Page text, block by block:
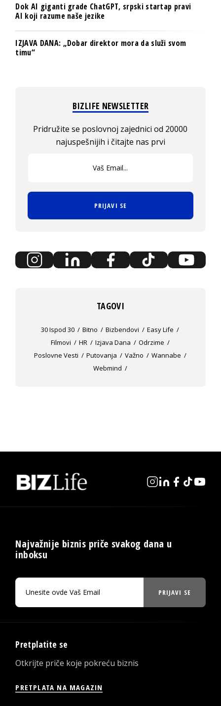
Dok AI giganti grade ChatGPT, srpski startap pravi
AI koji razume naše jezike
IZJAVA DANA: „Dobar direktor mora da služi svom
timu“
BIZLIFE NEWSLETTER
Pridružite se poslovnoj zajednici od 20000
najuspešnijih i čitajte nas prvi
PRIJAVI SE
TAGOVI
30 Ispod 30 Bitno Bizbendovi
Easy Life
Filmovi
HR Izjava Dana
Odrzime
Poslovne Vesti
Putovanja Važno
Wannabe
Webmind
Najvažnije biznis priče svakog dana u
inboksu
PRIJAVI SE
Pretplatite se
Otkrijte priče koje pokreću biznis
PRETPLATA NA MAGAZIN